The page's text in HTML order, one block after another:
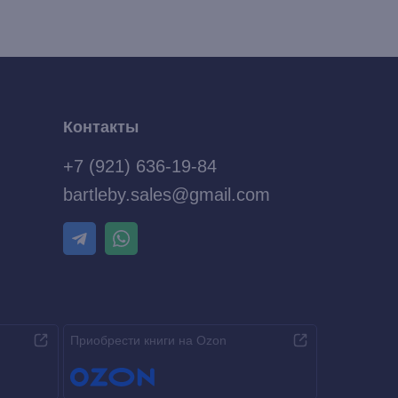
Контакты
+7 (921) 636-19-84
bartleby.sales@gmail.com
Приобрести книги на Ozon